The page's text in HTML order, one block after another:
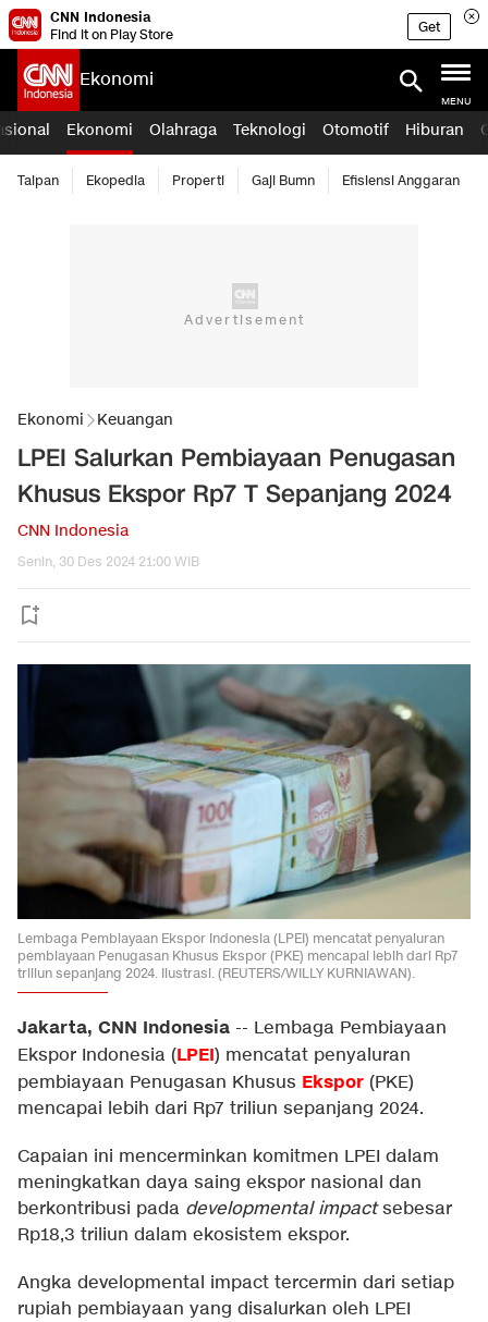
CNN Indonesia
Find it on Play Store
Get
Ekonomi
MENU
Ekonomi Olahraga Teknologi Otomotif Hiburan
Taipan Ekopedia Properti Gaji Bumn Efisiensi Anggaran
Ekonomi Keuangan
LPEI Salurkan Pembiayaan Penugasan
Khusus Ekspor Rp7 T Sepanjang 2024
CNN Indonesia
Senin, 30 Des 2024 21:00 WIB
Lembaga Pembiayaan Ekspor Indonesia (LPEI) mencatat penyaluran
pembiayaan Penugasan Khusus Ekspor (PKE) mencapai lebih dari Rp7
triliun sepanjang 2024. Ilustrasi. (REUTERS/WILLY KURNIAWAN).
Jakarta, CNN Indonesia -- Lembaga Pembiayaan
Ekspor Indonesia (LPEI) mencatat penyaluran
pembiayaan Penugasan Khusus Ekspor (PKE)
mencapai lebih dari Rp7 triliun sepanjang 2024.
Capaian ini mencerminkan komitmen LPEI dalam
meningkatkan daya saing ekspor nasional dan
berkontribusi pada developmental impactsebesar
Rp18,3 triliun dalam ekosistem ekspor.
Angka developmental impact tercermin dari setiap
rupiah pembiayaan yang disalurkan oleh LPEI